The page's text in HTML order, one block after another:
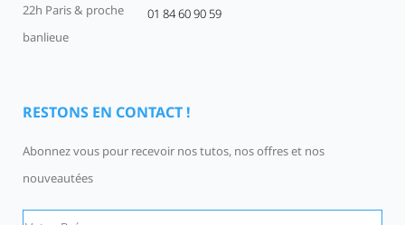
22h Paris & proche
banlieue
01 84 60 90 59
RESTONS EN CONTACT !
Abonnez vous pour recevoir nos tutos, nos offres et nos
nouveautées